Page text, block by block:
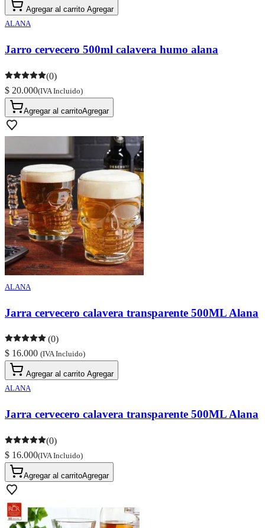
Agregar al carrito Agregar
ALANA
Jarro cervecero 500ml calavera humo alana
(0)
$ 20.000(IVA Incluido)
Agregar al carritoAgregar
ALANA
Jarra cervecero calavera transparente 500ML Alana
(0)
$ 16.000 (IVA Incluido)
Agregar al carrito Agregar
ALANA
Jarra cervecero calavera transparente 500ML Alana
(0)
$ 16.000(IVA Incluido)
Agregar al carritoAgregar